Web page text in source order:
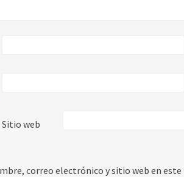
Sitio web
correo electrónico y sitio web en este